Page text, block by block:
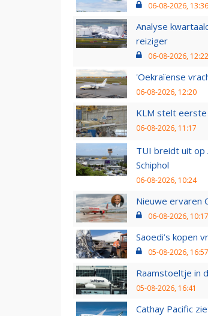
06-08-2026, 13:36
Analyse
reiziger
06-08-2026, 12:22
'Oekraïense
06-08-2026, 12:20
KLM stelt
06-08-2026, 11:17
TUI breidt uit op
Schiphol
06-08-2026, 10:24
Nieuwe ervaren
06-08-2026, 10:17
Saoedi’s kopen
05-08-2026, 16:57
Raamstoeltje in
05-08-2026, 16:41
Cathay Pacific